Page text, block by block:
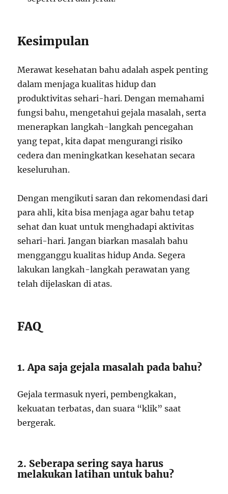
Kesimpulan
Merawat kesehatan bahu adalah aspek penting
dalam menjaga kualitas hidup dan
produktivitas sehari-hari. Dengan memahami
fungsi bahu, mengetahui gejala masalah, serta
menerapkan langkah-langkah pencegahan
yang tepat, kita dapat mengurangi risiko
cedera dan meningkatkan kesehatan secara
keseluruhan.
Dengan mengikuti saran dan rekomendasi dari
para ahli, kita bisa menjaga agar bahu tetap
sehat dan kuat untuk menghadapi aktivitas
sehari-hari. Jangan biarkan masalah bahu
mengganggu kualitas hidup Anda. Segera
lakukan langkah-langkah perawatan yang
telah dijelaskan di atas.
FAQ
1. Apa saja gejala masalah pada bahu?
Gejala termasuk nyeri, pembengkakan,
kekuatan terbatas, dan suara “klik” saat
bergerak.
2. Seberapa sering saya harus
melakukan latihan untuk bahu?